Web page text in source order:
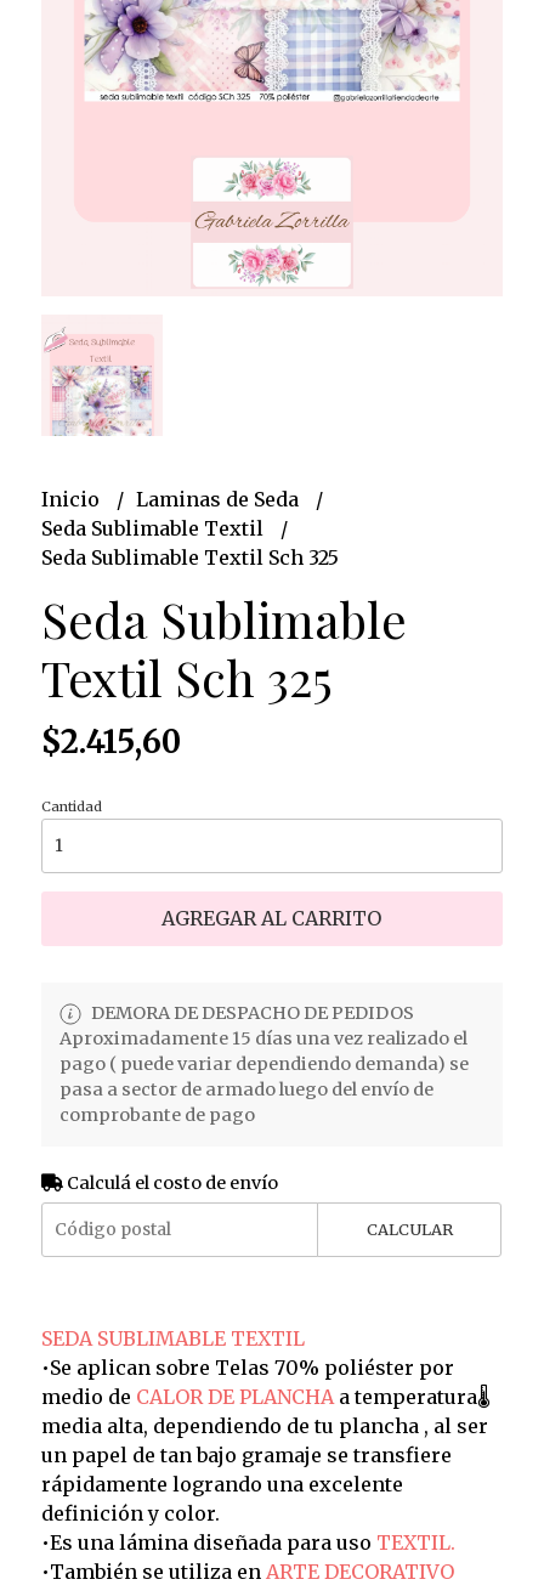
Inicio
Laminas de Seda
Seda Sublimable Textil
Seda Sublimable Textil Sch 325
Seda Sublimable
Textil Sch 325
$2.415,60
Cantidad
AGREGAR AL CARRITO
DEMORA DE DESPACHO DE PEDIDOS
Aproximadamente 15 días una vez realizado el
pago ( puede variar dependiendo demanda) se
pasa a sector de armado luego del envío de
comprobante de pago
Calculá el costo de envío
CALCULAR
SEDA SUBLIMABLE TEXTIL
•Se aplican sobre Telas 70% poliéster por
medio de CALOR DE PLANCHA a temperatura🌡️
media alta, dependiendo de tu plancha , al ser
un papel de tan bajo gramaje se transfiere
rápidamente logrando una excelente
definición y color.
•Es una lámina diseñada para uso TEXTIL.
•También se utiliza en ARTE DECORATIVO